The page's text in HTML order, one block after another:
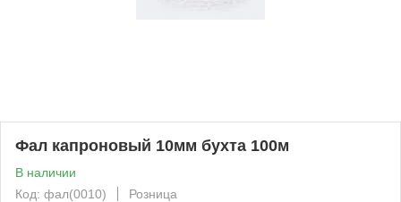
Фал капроновый 10мм бухта 100м
В наличии
Код: фал(0010)
Розница